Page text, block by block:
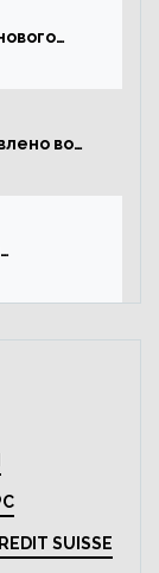
во
на
SUISSE